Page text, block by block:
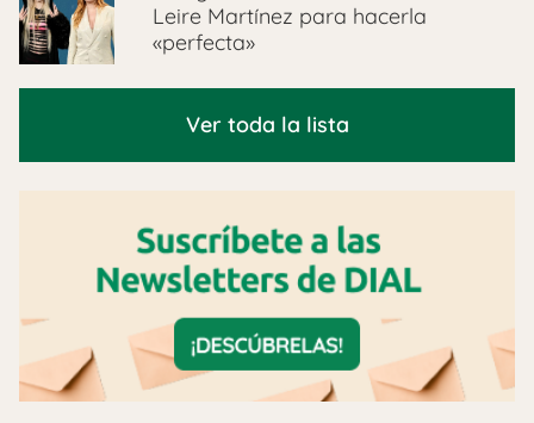
Leire Martínez para hacerla
«perfecta»
Ver toda la lista